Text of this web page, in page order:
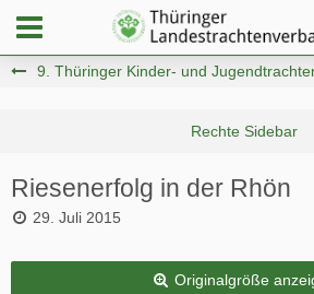
9. Thüringer Kinder- und
Riesenerfolg in der Rhön
29. Juli 2015
Originalgröße